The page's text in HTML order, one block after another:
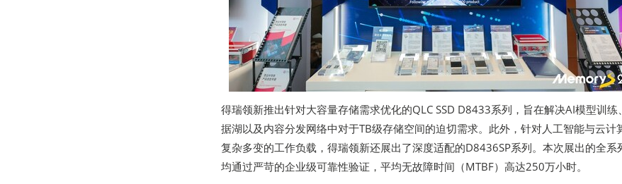
得瑞领新推出针对大容量存储需求优化的QLC SSD D8433系列，旨在解决AI模型训练
据湖以及内容分发网络中对于TB级存储空间的迫切需求。此外，针对人工智能与云计
复杂多变的工作负载，得瑞领新还展出了深度适配的D8436SP系列。本次展出的全系
均通过严苛的企业级可靠性验证，平均无故障时间（MTBF）高达250万小时。